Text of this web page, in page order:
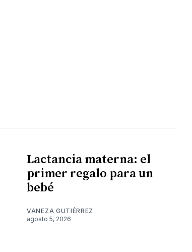
Lactancia materna: el
primer regalo para un
bebé
VANEZA GUTIÉRREZ
agosto 5, 2026